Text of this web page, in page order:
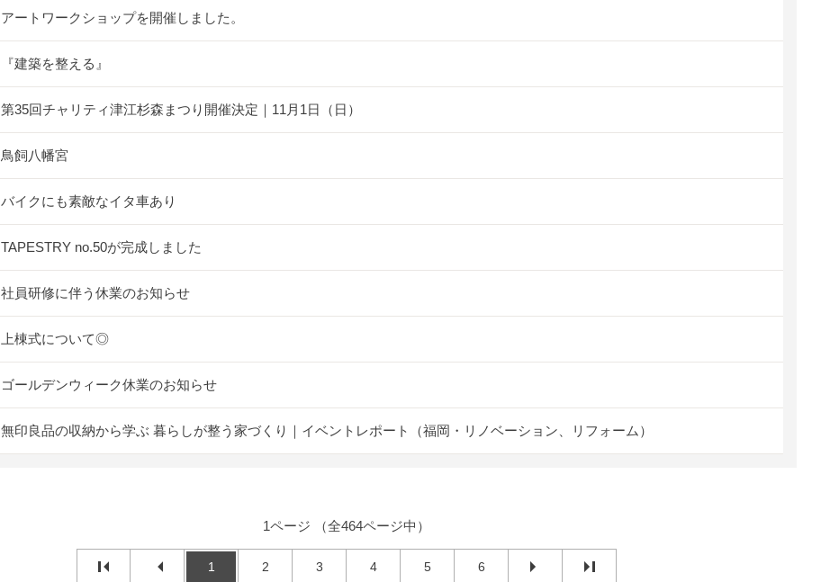
アートワークショップを開催しました。
『建築を整える』
第35回チャリティ津江杉森まつり開催決定｜11月1日（日）
鳥飼八幡宮
バイクにも素敵なイタ車あり
TAPESTRY no.50が完成しました
社員研修に伴う休業のお知らせ
上棟式について◎
ゴールデンウィーク休業のお知らせ
無印良品の収納から学ぶ 暮らしが整う家づくり｜イベントレポート（福岡・リノベーション、リフォーム）
1ページ （全464ページ中）
1 2 3 4 5 6